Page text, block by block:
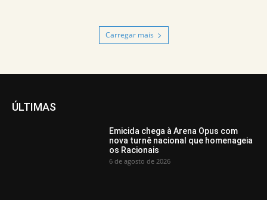
Carregar mais
ÚLTIMAS
Emicida chega à Arena Opus com
nova turnê nacional que homenageia
os Racionais
6 de agosto de 2026